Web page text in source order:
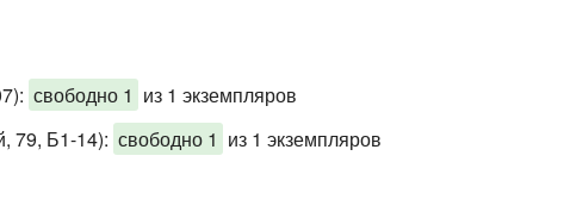
: свободно 1 из 1 экземпляров
79, Б1-14): свободно 1 из 1 экземпляров